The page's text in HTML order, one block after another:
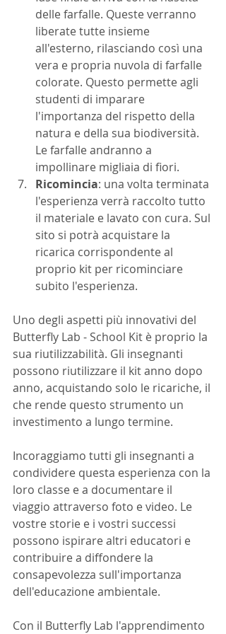
delle farfalle. Queste verranno
liberate tutte insieme
all'esterno, rilasciando così una
vera e propria nuvola di farfalle
colorate. Questo permette agli
studenti di imparare
l'importanza del rispetto della
natura e della sua biodiversità.
Le farfalle andranno a
impollinare migliaia di fiori.
Ricomincia: una volta terminata
l'esperienza verrà raccolto tutto
il materiale e lavato con cura. Sul
sito si potrà acquistare la
ricarica corrispondente al
proprio kit per ricominciare
subito l'esperienza.
Uno degli aspetti più innovativi del
Butterfly Lab - School Kit è proprio la
sua riutilizzabilità. Gli insegnanti
possono riutilizzare il kit anno dopo
anno, acquistando solo le ricariche, il
che rende questo strumento un
investimento a lungo termine.
Incoraggiamo tutti gli insegnanti a
condividere questa esperienza con la
loro classe e a documentare il
viaggio attraverso foto e video. Le
vostre storie e i vostri successi
possono ispirare altri educatori e
contribuire a diffondere la
consapevolezza sull'importanza
dell'educazione ambientale.
Con il Butterfly Lab l'apprendimento